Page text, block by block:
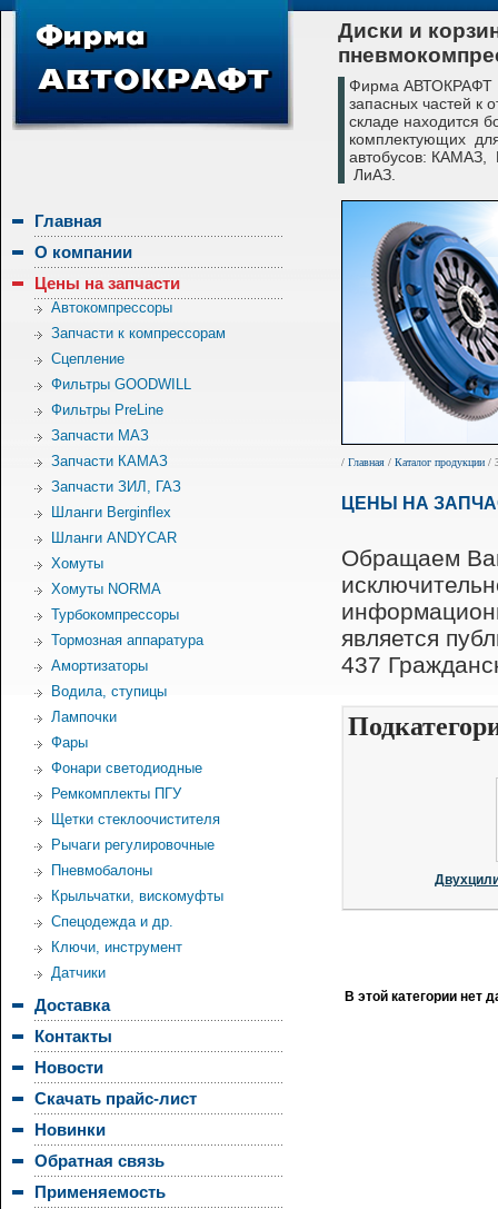
Диски и
Фирма АВТОКРАФТ
запасных частей к
складе находится
комплектующих
автобусов:
ЛиАЗ.
Главная
О компании
Цены на запчасти
Автокомпрессоры
Запчасти к компрессорам
Сцепление
Фильтры GOODWILL
Фильтры PreLine
Запчасти МАЗ
Запчасти КАМАЗ
Запчасти ЗИЛ, ГАЗ
Шланги Berginflex
Шланги ANDYCAR
Хомуты
Хомуты NORMA
Турбокомпрессоры
Тормозная аппаратура
Амортизаторы
Водила, ступицы
Лампочки
Фары
Фонари светодиодные
Ремкомплекты ПГУ
Щетки стеклоочистителя
Рычаги регулировочные
Пневмобалоны
Крыльчатки, вискомуфты
Спецодежда и др.
Ключи, инструмент
Датчики
Доставка
Контакты
Новости
Скачать прайс-лист
Новинки
Обратная связь
Применяемость
/ Главная / Каталог продукции /
ЦЕНЫ НА
Обращаем
является
437
В этой категории нет